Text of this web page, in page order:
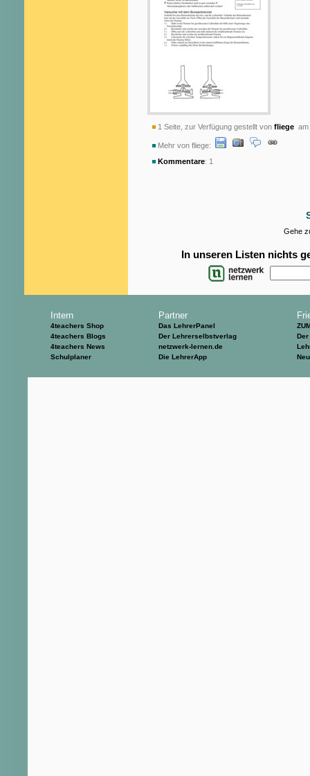
1 Seite, zur Verfügung gestellt von fliege am
Mehr von fliege:
Kommentare: 1
Gehe
In unseren Listen nichts
Intern
4teachers Shop
4teachers Blogs
4teachers News
Schulplaner
Partner
Das LehrerPanel
Der Lehrerselbstverlag
netzwerk-lernen.de
Die LehrerApp